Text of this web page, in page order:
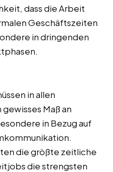
dass die Arbeit
Geschäftszeiten
in dringenden
in allen
Maß an
in Bezug auf
die größte zeitliche
die strengsten